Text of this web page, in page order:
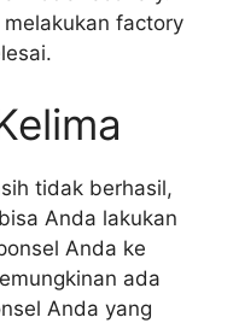
factory
tidak berhasil,
Anda lakukan
Anda ke
ada
Anda yang